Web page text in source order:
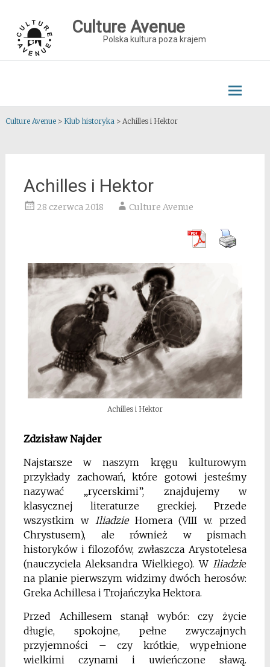
content
Culture Avenue
Polska kultura poza krajem
Culture Avenue> Klub historyka> Achilles i Hektor
Achilles i Hektor
28 czerwca 2018 Culture Avenue
Achilles i Hektor
Zdzisław Najder
Najstarsze w naszym kręgu kulturowym
przykłady zachowań, które gotowi jesteśmy
nazywać „rycerskimi”, znajdujemy w
klasycznej literaturze greckiej. Przede
wszystkim w IliadzieHomera (VIII w. przed
Chrystusem), ale również w pismach
historyków i filozofów, zwłaszcza Arystotelesa
(nauczyciela Aleksandra Wielkiego). WIliadzie
na planie pierwszym widzimy dwóch herosów:
Greka Achillesa i Trojańczyka Hektora.
Przed Achillesem stanął wybór: czy życie
długie, spokojne, pełne zwyczajnych
przyjemności – czy krótkie, wypełnione
wielkimi czynami i uwieńczone sławą.